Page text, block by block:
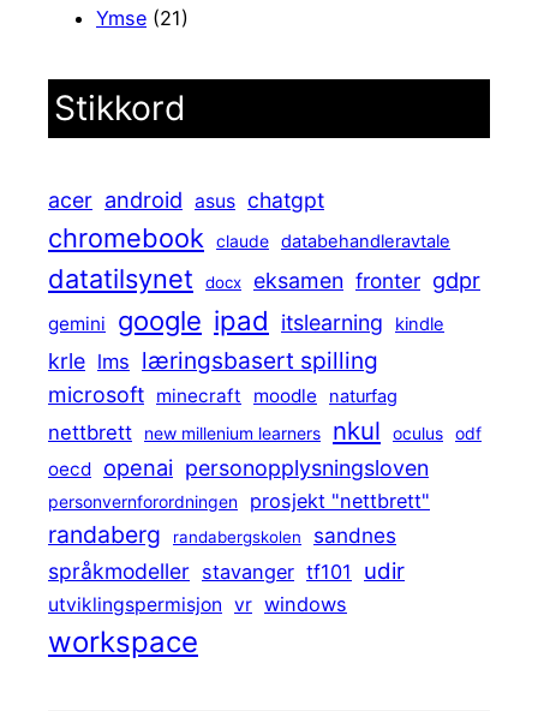
Ymse (21)
Stikkord
acer android asus chatgpt
chromebook claude databehandleravtale
datatilsynet docx eksamen fronter gdpr
gemini google ipad itslearning kindle
krle lms læringsbasert spilling
microsoft minecraft moodle naturfag
nettbrett new millenium learners nkul oculus odf
oecd openai personopplysningsloven
personvernforordningen prosjekt "nettbrett"
randaberg randabergskolen
sandnes
språkmodeller stavanger tf101 udir
utviklingspermisjon vr windows
workspace